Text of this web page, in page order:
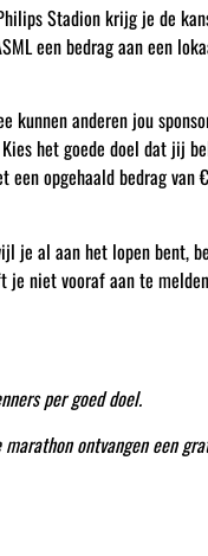
Stadion krijg je de
een bedrag aan een
anderen jou
het goede doel dat jij
opgehaald bedrag
je al aan het lopen bent,
je niet vooraf aan te
per goed doel.
ontvangen een